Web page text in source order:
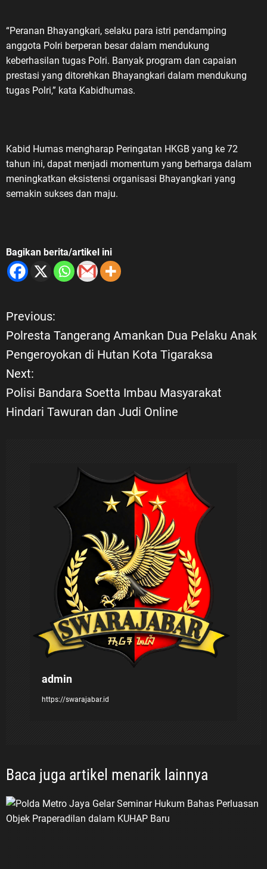
“Peranan Bhayangkari, selaku para istri pendamping
anggota Polri berperan besar dalam mendukung
keberhasilan tugas Polri. Banyak program dan capaian
prestasi yang ditorehkan Bhayangkari dalam mendukung
tugas Polri,” kata Kabidhumas.
Kabid Humas mengharap Peringatan HKGB yang ke 72
tahun ini, dapat menjadi momentum yang berharga dalam
meningkatkan eksistensi organisasi Bhayangkari yang
semakin sukses dan maju.
Bagikan berita/artikel ini
N
a
v
i
Previous:
Polresta Tangerang Amankan Dua Pelaku Anak
Pengeroyokan di Hutan Kota Tigaraksa
Next:
Polisi Bandara Soetta Imbau Masyarakat
Hindari Tawuran dan Judi Online
admin
https://swarajabar.id
Baca juga artikel menarik lainnya